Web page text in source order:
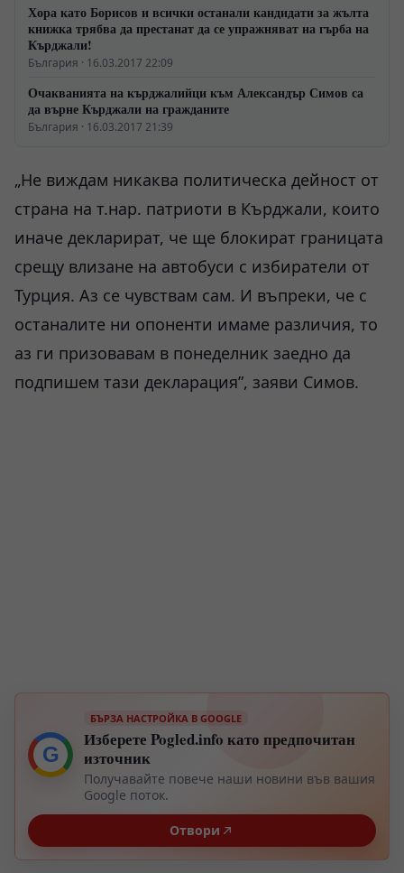
Хора като Борисов и всички останали кандидати за жълта
книжка трябва да престанат да се упражняват на гърба на
Кърджали!
България · 16.03.2017 22:09
Очакванията на кърджалийци към Александър Симов са
да върне Кърджали на гражданите
България · 16.03.2017 21:39
„Не виждам никаква политическа дейност от
страна на т.нар. патриоти в Кърджали, които
иначе декларират, че ще блокират границата
срещу влизане на автобуси с избиратели от
Турция. Аз се чувствам сам. И въпреки, че с
останалите ни опоненти имаме различия, то
аз ги призовавам в понеделник заедно да
подпишем тази декларация”, заяви Симов.
G
БЪРЗА НАСТРОЙКА В GOOGLE
Изберете Pogled.info като предпочитан
източник
Получавайте повече наши новини във вашия
Google поток.
Отвори